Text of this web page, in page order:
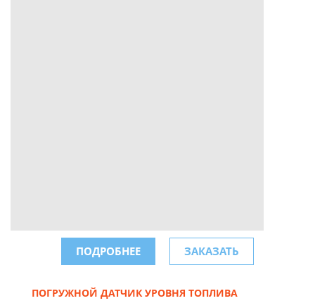
ПОДРОБНЕЕ ЗАКАЗАТЬ
ПОГРУЖНОЙ ДАТЧИК УРОВНЯ ТОПЛИВА